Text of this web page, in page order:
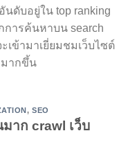
นดับอยู่ใน top ranking
ารค้นหาบน search
เข้ามาเยี่ยมชมเว็บไซต์
มากขึ้น
, SEO
าก crawl เว็บ